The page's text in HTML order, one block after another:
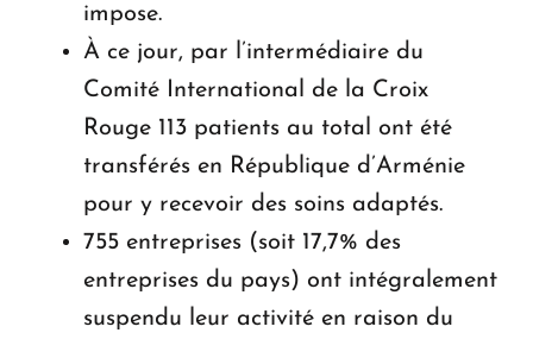
impose.
À ce jour, par l’intermédiaire du
Comité International de la Croix
Rouge 113 patients au total ont été
transférés en République d’Arménie
pour y recevoir des soins adaptés.
755 entreprises (soit 17,7% des
entreprises du pays) ont intégralement
suspendu leur activité en raison du